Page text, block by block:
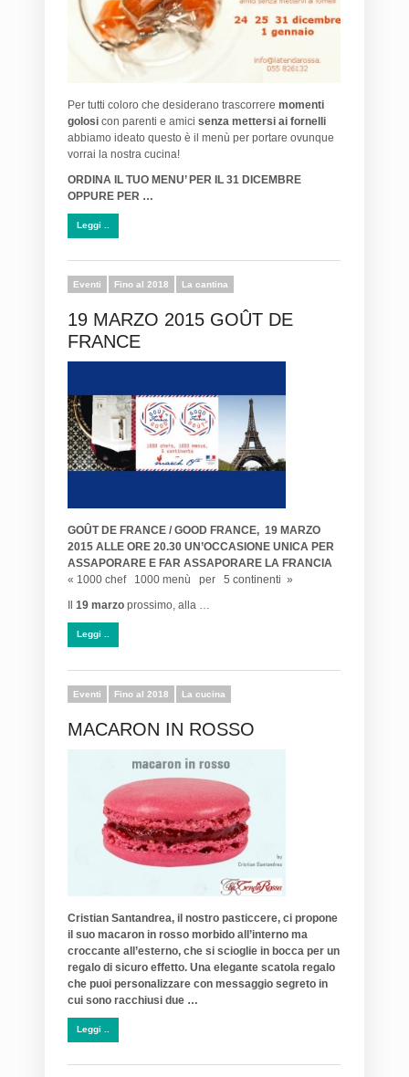
Per tutti coloro che desiderano trascorrere momenti
golosi con parenti e amici senza mettersi ai fornelli
abbiamo ideato questo è il menù per portare ovunque
vorrai la nostra cucina!
ORDINA IL TUO MENU’ PER IL 31 DICEMBRE
OPPURE PER …
Leggi ..
Eventi Fino al 2018 La cantina
19 MARZO 2015 GOÛT DE
FRANCE
GOÛT DE FRANCE / GOOD FRANCE, 19 MARZO
2015 ALLE ORE 20.30 UN’OCCASIONE UNICA PER
ASSAPORARE E FAR ASSAPORARE LA FRANCIA
« 1000 chef 1000 menù per 5 continenti »
Il 19 marzo prossimo, alla …
Leggi ..
Eventi Fino al 2018 La cucina
MACARON IN ROSSO
Cristian Santandrea, il nostro pasticcere, ci propone
il suo macaron in rosso morbido all’interno ma
croccante all’esterno, che si scioglie in bocca per un
regalo di sicuro effetto. Una elegante scatola regalo
che puoi personalizzare con messaggio segreto in
cui sono racchiusi due …
Leggi ..